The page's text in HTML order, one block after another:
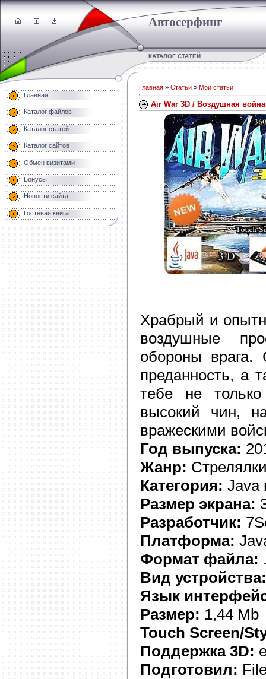
Автосерфинг
КАТАЛОГ СТАТЕЙ
Главная
Каталог файлов
Каталог статей
Каталог сайтов
Обмен визитами
Бонусы
Новости сайта
Гостевая книга
Главная » Статьи » Мои статьи
Air War 3D / Воздушная война
Храбрый и
воздушные
обороны врага.
преданность, а
тебе не
высокий чин,
вражескими
Год выпуска:
Жанр:
Категория: Java
Размер экрана:
Разработчик:
Платформа:
Формат файла:
Вид устройства:
Язык
Размер: 1,44 Mb
Touch Screen/
Поддержка 3D:
Подготовил: